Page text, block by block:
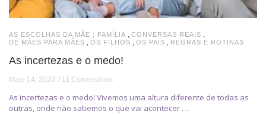
AS ESCOLHAS DA MÃE ; FAMÍLIA CONVERSAS REAIS
DE MÃES PARA MÃES OS FILHOS OS PAIS REGRAS E ROTINAS
As incertezas e o medo!
Maio 14, 2020 11 Comentários
As incertezas e o medo! Vivemos uma altura diferente de todas as
outras, onde não sabemos o que vai acontecer …